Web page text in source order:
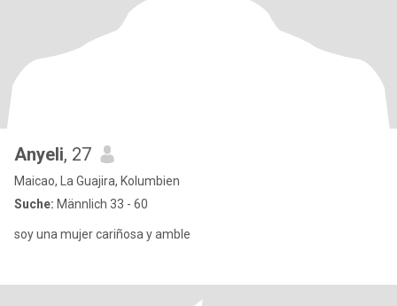
Anyeli, 27
Maicao, La Guajira, Kolumbien
Suche: Männlich 33 - 60
soy una mujer cariñosa y amble